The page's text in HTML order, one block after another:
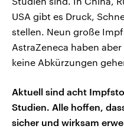
USA gibt es Druck,
stellen. Neun große
AstraZeneca haben
keine Abkürzungen
Aktuell sind acht
Studien. Alle hoffen,
sicher und wirksam